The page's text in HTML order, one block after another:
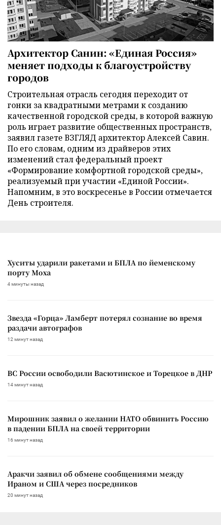
Архитектор Санин: «Единая Россия»
меняет подходы к благоустройству
городов
Строительная отрасль сегодня переходит от
гонки за квадратными метрами к созданию
качественной городской среды, в которой важную
роль играет развитие общественных пространств,
заявил газете ВЗГЛЯД архитектор Алексей Савин.
По его словам, одним из драйверов этих
изменений стал федеральный проект
«Формирование комфортной городской среды»,
реализуемый при участии «Единой России».
Напомним, в это воскресенье в России отмечается
День строителя.
Хуситы ударили ракетами и БПЛА по йеменскому
порту Моха
4 минуты назад
Звезда «Горца» Ламберт потерял сознание во время
раздачи автографов
12 минут назад
ВС России освободили Васютинское и Торецкое в ДНР
14 минут назад
Мирошник заявил о желании НАТО обвинить Россию
в падении БПЛА на своей территории
16 минут назад
Аракчи заявил об обмене сообщениями между
Ираном и США через посредников
20 минут назад